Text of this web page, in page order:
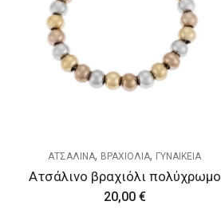
ΓΥΝΑΙΚΕΙΑΑΤΣΑΛΙΝΑ, ΒΡΑΧΙΟΛΙΑ, ΓΥΝΑΙΚΕΙΑ
Ατσάλινο βραχιόλι πολύχρωμο
20,00 €